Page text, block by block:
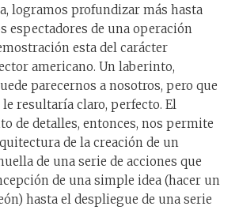
logramos profundizar más hasta
espectadores de una operación
esta del carácter
americano. Un laberinto,
parecernos a nosotros, pero que
resultaría claro, perfecto. El
de detalles, entonces, nos permite
de la creación de un
de una serie de acciones que
de una simple idea (hacer un
hasta el despliegue de una serie